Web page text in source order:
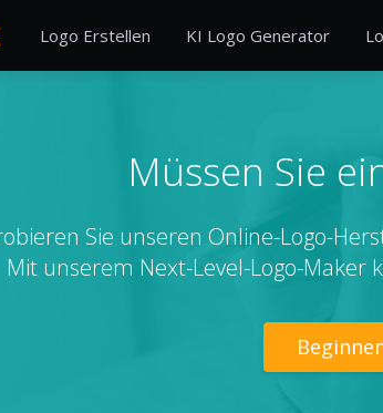
Logo Erstellen KI Logo Generator
Müssen Sie
Sie unseren Online-Logo-
Mit unserem Next-Level-Logo-Maker